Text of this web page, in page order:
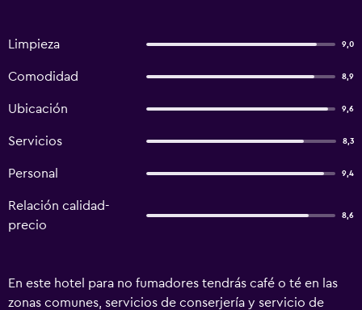
Limpieza 9,0
Comodidad 8,9
Ubicación 9,6
Servicios 8,3
Personal 9,4
Relación calidad-
precio
8,6
En este hotel para no fumadores tendrás café o té en las
zonas comunes, servicios de conserjería y servicio de